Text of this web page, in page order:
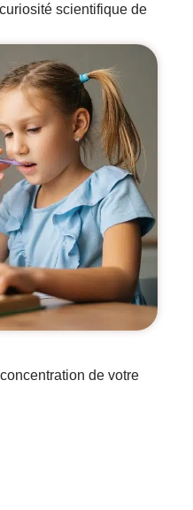
scientifique de
de votre